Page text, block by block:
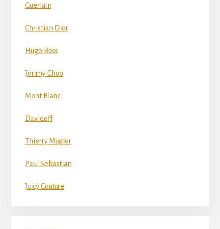
Guerlain
Christian Dior
Hugo Boss
Jimmy Choo
Mont Blanc
Davidoff
Thierry Mugler
Paul Sebastian
Juicy Couture